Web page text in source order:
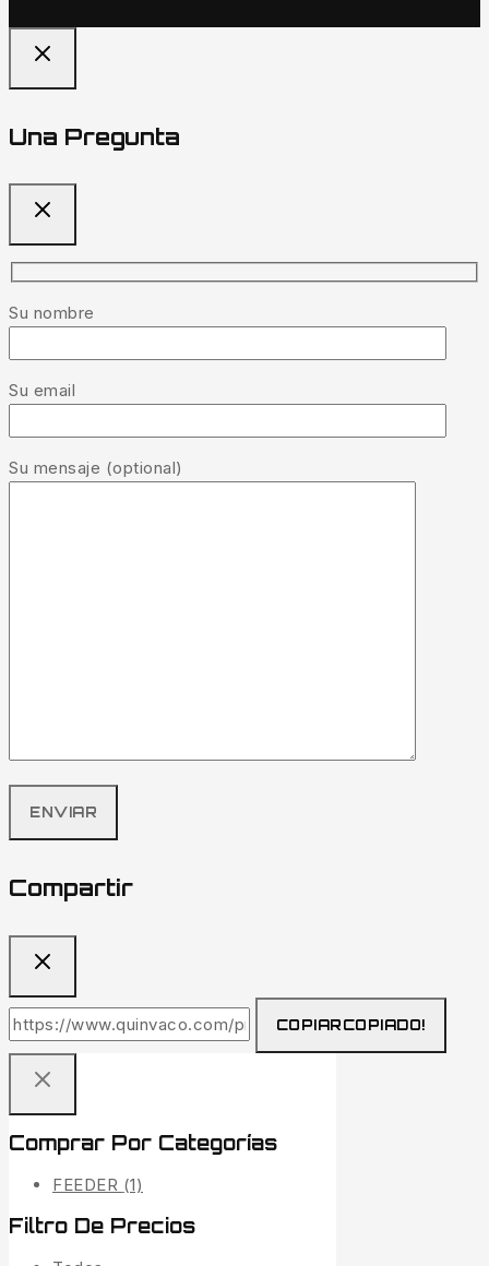
Una Pregunta
Su nombre
Su email
Su mensaje (optional)
Compartir
COPIARCOPIADO!
Comprar Por Categorías
FEEDER (1)
Filtro De Precios